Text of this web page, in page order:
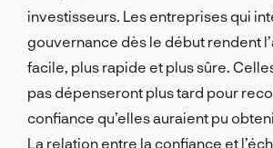
investisseurs. Les entreprises qui
gouvernance dès le début rendent
facile, plus rapide et plus sûre.
pas dépenseront plus tard pour
confiance qu’elles auraient pu
La relation entre la confiance et